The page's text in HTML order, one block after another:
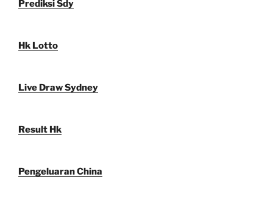
Prediksi Sdy
Hk Lotto
Live Draw Sydney
Result Hk
Pengeluaran China